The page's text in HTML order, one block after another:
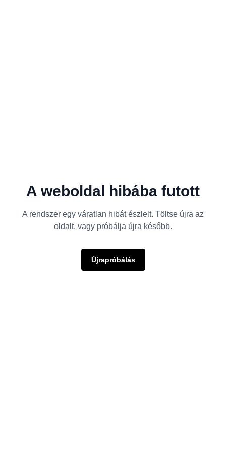
A weboldal hibába futott
A rendszer egy váratlan hibát észlelt. Töltse újra az
oldalt, vagy próbálja újra később.
Újrapróbálás